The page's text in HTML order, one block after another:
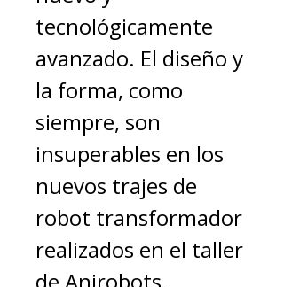
tecnológicamente
avanzado. El diseño y
la forma, como
siempre, son
insuperables en los
nuevos trajes de
robot transformador
realizados en el taller